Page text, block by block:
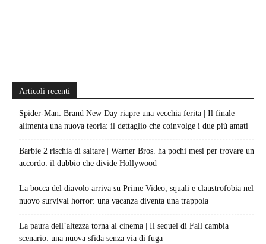
Articoli recenti
Spider-Man: Brand New Day riapre una vecchia ferita | Il finale
alimenta una nuova teoria: il dettaglio che coinvolge i due più amati
Barbie 2 rischia di saltare | Warner Bros. ha pochi mesi per trovare un
accordo: il dubbio che divide Hollywood
La bocca del diavolo arriva su Prime Video, squali e claustrofobia nel
nuovo survival horror: una vacanza diventa una trappola
La paura dell’altezza torna al cinema | Il sequel di Fall cambia
scenario: una nuova sfida senza via di fuga